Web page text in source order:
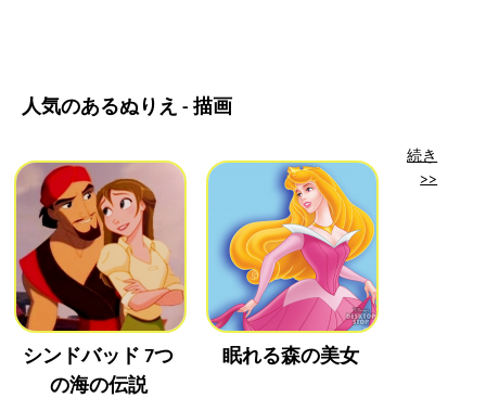
人気のあるぬりえ - 描画
シンドバッド 7つ
の海の伝説
眠れる森の美女
続き
>>